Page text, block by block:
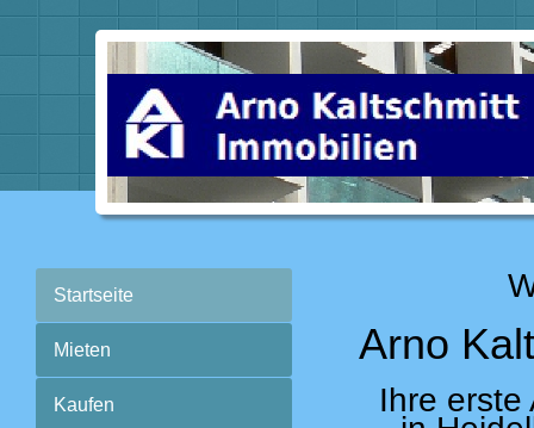
Startseite
Mieten
Kaufen
Arno
Ihre erste